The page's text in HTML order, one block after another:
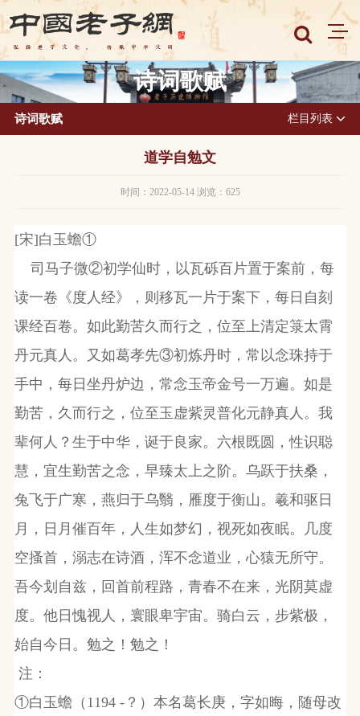
诗词歌赋
诗词歌赋 栏目列表
道学自勉文
时间：2022-05-14 浏览：625
[宋]白玉蟾①
司马子微②初学仙时，以瓦砾百片置于案前，每
读一卷《度人经》，则移瓦一片于案下，每日自刻
课经百卷。如此勤苦久而行之，位至上清定箓太霄
丹元真人。又如葛孝先③初炼丹时，常以念珠持于
手中，每日坐丹炉边，常念玉帝金号一万遍。如是
勤苦，久而行之，位至玉虚紫灵普化元静真人。我
辈何人？生于中华，诞于良家。六根既圆，性识聪
慧，宜生勤苦之念，早臻太上之阶。乌跃于扶桑，
兔飞于广寒，燕归于乌翳，雁度于衡山。羲和驱日
月，日月催百年，人生如梦幻，视死如夜眠。几度
空搔首，溺志在诗酒，浑不念道业，心猿无所守。
吾今划自兹，回首前程路，青春不在来，光阴莫虚
度。他日愧视人，寰眼卑宇宙。骑白云，步紫极，
始自今日。勉之！勉之！
注：
①白玉蟾（1194 -？）本名葛长庚，字如晦，随母改